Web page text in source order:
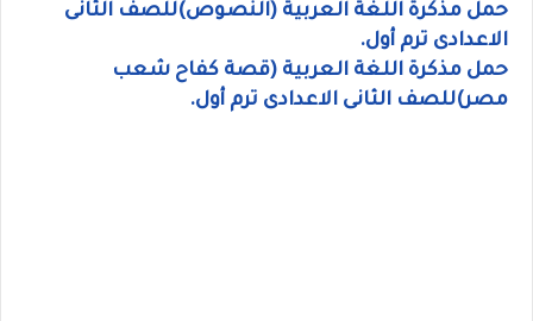
حمل مذكرة اللغة العربية (النصوص)للصف الثانى
الاعدادى ترم أول.
حمل مذكرة اللغة العربية (قصة كفاح شعب
مصر)للصف الثانى الاعدادى ترم أول.